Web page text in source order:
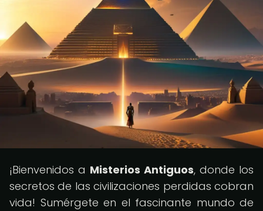
¡Bienvenidos a Misterios Antiguos, donde los
secretos de las civilizaciones perdidas cobran
vida! Sumérgete en el fascinante mundo de